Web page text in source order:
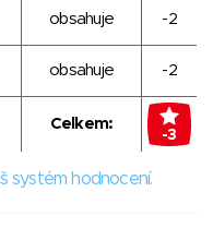
obsahuje -2
obsahuje -2
Celkem:
-3
systém hodnocení.